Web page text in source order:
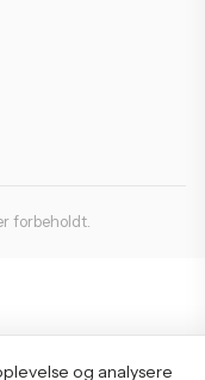
forbeholdt.
og analysere